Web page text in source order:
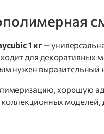
1 кг—
для декоративных
нужен
хорошую
коллекционных